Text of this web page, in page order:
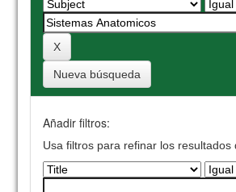
Nueva búsqueda
Añadir filtros:
Usa filtros para refinar los resultados